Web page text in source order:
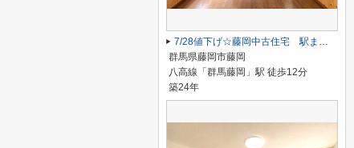
7/28値下げ☆藤岡中古住宅 駅まで12分、駐車2台！
群馬県藤岡市藤岡
八高線「群馬藤岡」駅 徒歩12分
築24年